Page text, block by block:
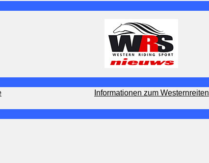
Informationen zum Westernreiten